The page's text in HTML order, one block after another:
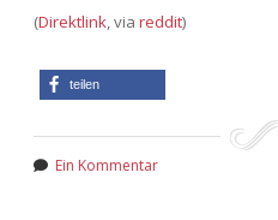
(Direktlink, via reddit)
teilen
Ein Kommentar